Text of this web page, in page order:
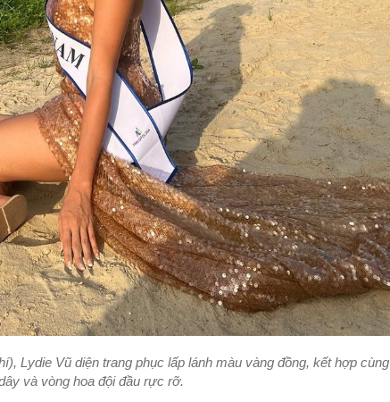
Lydie Vũ diện trang phục lấp lánh màu vàng đồng, kết hợp cùng
và vòng hoa đội đầu rực rỡ.